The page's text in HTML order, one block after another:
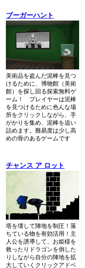
ブーガーハント
美術品を盗んだ泥棒を見つ
けるために、博物館（美術
館）を探し回る探索無料ゲ
ーム！ プレイヤーは泥棒
を見つけるために色んな場
所をクリックしながら、手
がかりを集め、泥棒を追い
詰めます。難易度は少し高
めの骨のあるゲームです
チャンス ア ロット
塔を壊して陣地を制圧！落
ちている物を有効活用！主
人公を誘導して、お姫様を
救ったりドラゴンを倒した
りしながら自分の陣地を拡
大していくクリックアドベ